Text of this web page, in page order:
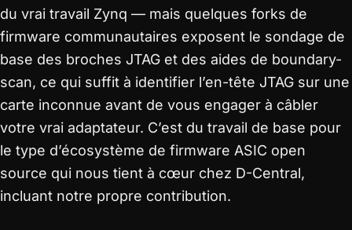
du vrai travail Zynq — mais quelques forks de
firmware communautaires exposent le sondage de
base des broches JTAG et des aides de boundary-
scan, ce qui suffit à identifier l’en-tête JTAG sur une
carte inconnue avant de vous engager à câbler
votre vrai adaptateur. C’est du travail de base pour
le type d’écosystème de firmware ASIC open
source qui nous tient à cœur chez D-Central,
incluant notre propre contribution.